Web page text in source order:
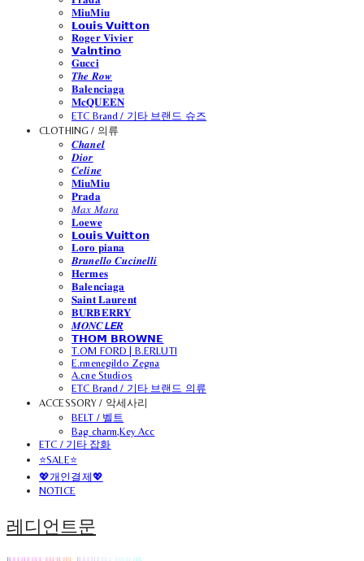
𝐌𝐢𝐮𝐌𝐢𝐮
𝗟𝗼𝘂𝗶𝘀 𝗩𝘂𝗶𝘁𝘁𝗼𝗻
𝐑𝐨𝐠𝐞𝐫 𝐕𝐢𝐯𝐢𝐞𝐫
𝗩𝗮𝗹𝗻𝘁𝗶𝗻𝗼
𝐆𝐮𝐜𝐜𝐢
𝑻𝒉𝒆 𝑹𝒐𝒘
𝐁𝐚𝐥𝐞𝐧𝐜𝐢𝐚𝐠𝐚
𝐌𝐜𝐐𝐔𝐄𝐄𝐍
ETC Brand / 기타 브랜드 슈즈
CLOTHING / 의류
𝑪𝒉𝒂𝒏𝒆𝒍
𝑫𝒊𝒐𝒓
𝑪𝒆𝒍𝒊𝒏𝒆
𝐌𝐢𝐮𝐌𝐢𝐮
𝐏𝐫𝐚𝐝𝐚
𝑀𝑎𝑥 𝑀𝑎𝑟𝑎
𝐋𝐨𝐞𝐰𝐞
𝗟𝗼𝘂𝗶𝘀 𝗩𝘂𝗶𝘁𝘁𝗼𝗻
𝐋𝐨𝐫𝐨 𝐩𝐢𝐚𝐧𝐚
𝑩𝒓𝒖𝒏𝒆𝒍𝒍𝒐 𝑪𝒖𝒄𝒊𝒏𝒆𝒍𝒍𝒊
𝐇𝐞𝐫𝐦𝐞𝐬
𝐁𝐚𝐥𝐞𝐧𝐜𝐢𝐚𝐠𝐚
𝐒𝐚𝐢𝐧𝐭 𝐋𝐚𝐮𝐫𝐞𝐧𝐭
𝐁𝐔𝐑𝐁𝐄𝐑𝐑𝐘
𝑴𝑶𝑵𝑪𝙇𝙀𝑹
𝗧𝗛𝗢𝗠 𝗕𝗥𝗢𝗪𝗡𝗘
T.OM FORD | B.ERLUTI
E.rmenegildo Zegna
A.cne Studios
ETC Brand / 기타 브랜드 의류
ACCESSORY / 악세사리
BELT / 벨트
Bag charm,Key Acc
ETC / 기타 잡화
⭐SALE⭐
💖개인결제💖
NOTICE
레디언트문